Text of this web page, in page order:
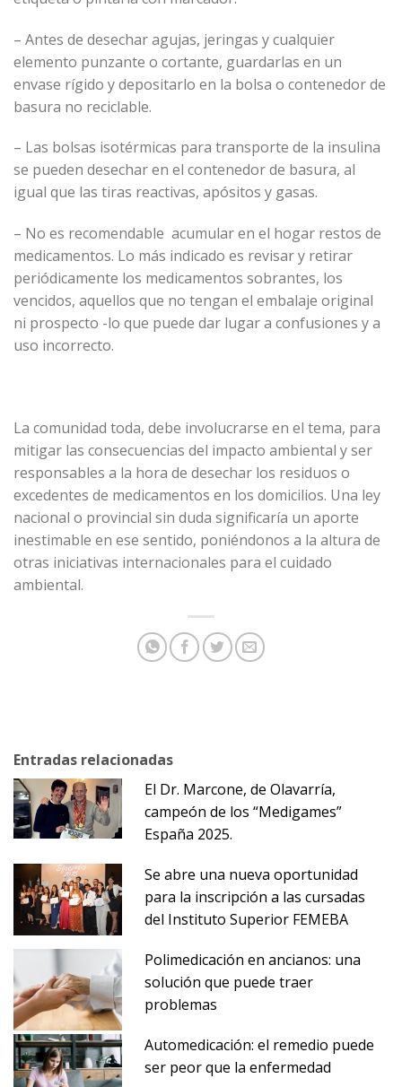
– Antes de desechar agujas, jeringas y cualquier
elemento punzante o cortante, guardarlas en un
envase rígido y depositarlo en la bolsa o contenedor de
basura no reciclable.
– Las bolsas isotérmicas para transporte de la insulina
se pueden desechar en el contenedor de basura, al
igual que las tiras reactivas, apósitos y gasas.
– No es recomendable acumular en el hogar restos de
medicamentos. Lo más indicado es revisar y retirar
periódicamente los medicamentos sobrantes, los
vencidos, aquellos que no tengan el embalaje original
ni prospecto -lo que puede dar lugar a confusiones y a
uso incorrecto.
La comunidad toda, debe involucrarse en el tema, para
mitigar las consecuencias del impacto ambiental y ser
responsables a la hora de desechar los residuos o
excedentes de medicamentos en los domicilios. Una ley
nacional o provincial sin duda significaría un aporte
inestimable en ese sentido, poniéndonos a la altura de
otras iniciativas internacionales para el cuidado
ambiental.
Entradas relacionadas
El Dr. Marcone, de Olavarría,
campeón de los “Medigames”
España 2025.
Se abre una nueva oportunidad
para la inscripción a las cursadas
del Instituto Superior FEMEBA
Polimedicación en ancianos: una
solución que puede traer
problemas
Automedicación: el remedio puede
ser peor que la enfermedad